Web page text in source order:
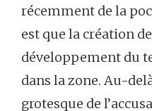
récemment de la
est que la création
développement du
dans la zone. Au-
grotesque de